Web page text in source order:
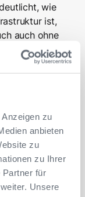
zu
anbieten
zu
zu Ihrer
Partner für
Unsere
wie
ist,
auch ohne
mehr
Digitalisierung